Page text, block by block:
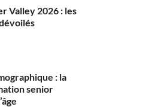
Valley 2026 : les
: la
senior